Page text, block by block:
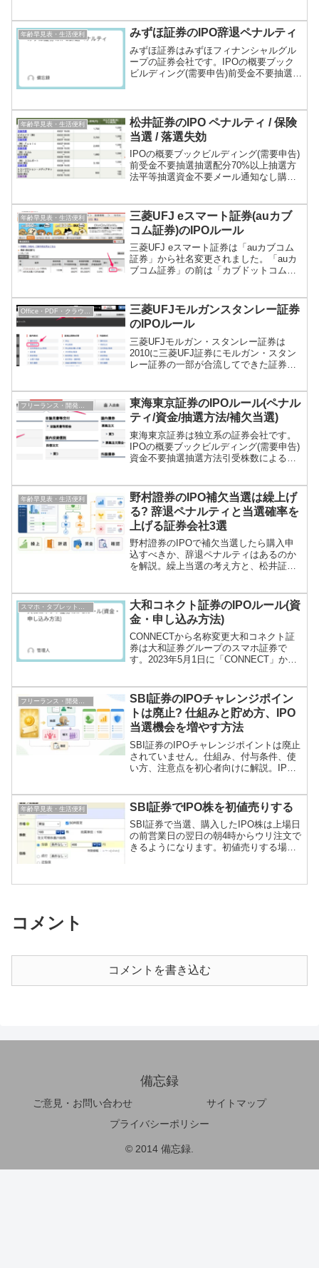
イン証券はその名の通りネット(オンライ
ン)専業、岡三証券は対...
年齢早見表・生活便利 みずほ証券のIPO辞退ペナルティ
みずほ証券はみずほフィナンシャルグル
ープの証券会社です。IPOの概要ブック
ビルディング(需要申告)前受金不要抽選ネ
の6時メール通知当落、繰り上げ結果補欠
当選繰り上...
年齢早見表・生活便利
松井証券のIPO ペナルティ / 保険
当選 / 落選失効
IPOの概要ブックビルディング(需要申告)
前受金不要抽選抽選配分70%以上抽選方
法平等抽選資金不要メール通知なし購入
る売り注文注文可能時間上場日の前営業
日の17時注文...
年齢早見表・生活便利
三菱UFJ eスマート証券(auカブ
コム証券)のIPOルール
三菱UFJ eスマート証券は「auカブコム
証券」から社名変更されました。「auカ
ブコム証券」の前は「カブドットコム証
要ブックビルディング(需要申告)資金チェ
ックあり資...
Office・PDF・クラウドサービス
三菱UFJモルガンスタンレー証券
のIPOルール
三菱UFJモルガン・スタンレー証券は
2010に三菱UFJ証券にモルガン・スタン
レー証券の一部が合流してできた証券会
重複申込 資金拘束なし抽選抽選配分10%
最大当選...
東海東京証券のIPOルール(ペナル
ティ/資金/抽選方法/補欠当選)
東海東京証券は独立系の証券会社です。
IPOの概要ブックビルディング(需要申告)
資金不要抽選抽選方法引受株数による最
メール通知あり購入申込当選辞退最大1年
6ヶ月抽...
年齢早見表・生活便利
野村證券のIPO補欠当選は繰上げ
る? 辞退ペナルティと当選確率を
上げる証券会社3選
野村證券のIPOで補欠当選したら購入申
込すべきか、辞退ペナルティはあるのか
を解説。繰上当選の考え方と、松井証
します。
スマホ・タブレット・ガジェット
大和コネクト証券のIPOルール(資
金・申し込み方法)
CONNECTから名称変更大和コネクト証
券は大和証券グループのスマホ証券で
す。2023年5月1日に「CONNECT」から
金不要抽選資金抽選時に必要同一資金で
同一抽選日...
SBI証券のIPOチャレンジポイン
トは廃止? 仕組みと貯め方、IPO
当選機会を増やす方法
SBI証券のIPOチャレンジポイントは廃止
されていません。仕組み、付与条件、使
い方、注意点を初心者向けに解説。IPO
券も比較します。
年齢早見表・生活便利 SBI証券でIPO株を初値売りする
SBI証券で当選、購入したIPO株は上場日
の前営業日の翌日の朝4時からウリ注文で
きるようになります。初値売りする場
場日が休日明けでない場合は朝4時から9
コメント
コメントを書き込む
備忘録
ご意見・お問い合わせ
サイトマップ
プライバシーポリシー
© 2014 備忘録.